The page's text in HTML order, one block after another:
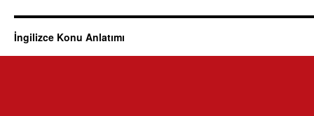
İngilizce Konu Anlatımı